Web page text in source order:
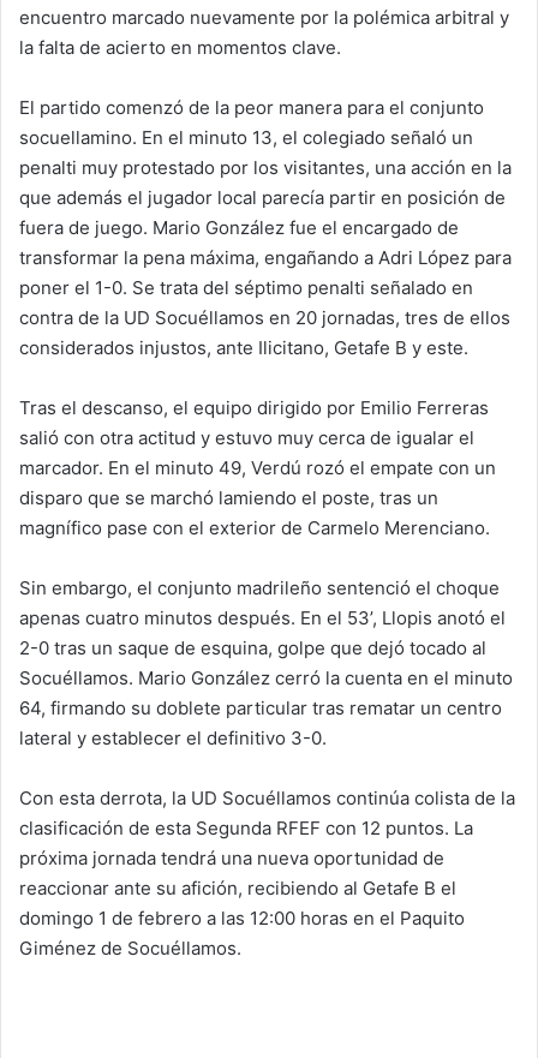
encuentro marcado nuevamente por la polémica arbitral y
la falta de acierto en momentos clave.
El partido comenzó de la peor manera para el conjunto
socuellamino. En el minuto 13, el colegiado señaló un
penalti muy protestado por los visitantes, una acción en la
que además el jugador local parecía partir en posición de
fuera de juego. Mario González fue el encargado de
transformar la pena máxima, engañando a Adri López para
poner el 1-0. Se trata del séptimo penalti señalado en
contra de la UD Socuéllamos en 20 jornadas, tres de ellos
considerados injustos, ante Ilicitano, Getafe B y este.
Tras el descanso, el equipo dirigido por Emilio Ferreras
salió con otra actitud y estuvo muy cerca de igualar el
marcador. En el minuto 49, Verdú rozó el empate con un
disparo que se marchó lamiendo el poste, tras un
magnífico pase con el exterior de Carmelo Merenciano.
Sin embargo, el conjunto madrileño sentenció el choque
apenas cuatro minutos después. En el 53’, Llopis anotó el
2-0 tras un saque de esquina, golpe que dejó tocado al
Socuéllamos. Mario González cerró la cuenta en el minuto
64, firmando su doblete particular tras rematar un centro
lateral y establecer el definitivo 3-0.
Con esta derrota, la UD Socuéllamos continúa colista de la
clasificación de esta Segunda RFEF con 12 puntos. La
próxima jornada tendrá una nueva oportunidad de
reaccionar ante su afición, recibiendo al Getafe B el
domingo 1 de febrero a las 12:00 horas en el Paquito
Giménez de Socuéllamos.